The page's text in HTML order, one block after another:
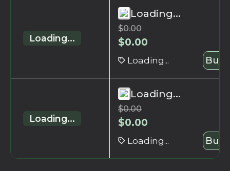
Loading...
Loading...
$0.00
$0.00
Loading... Buy
Loading...
Loading...
$0.00
$0.00
Loading... Buy